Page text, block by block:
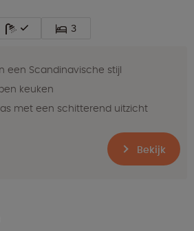
3
een Scandinavische stijl‭
keuken
met een schitterend uitzicht
Bekijk